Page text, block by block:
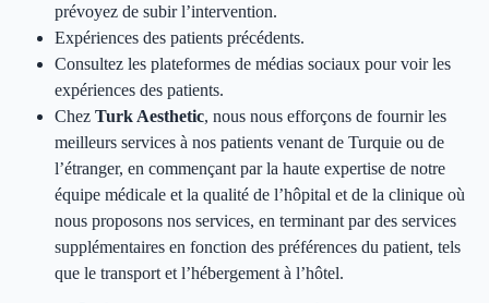
prévoyez de subir l’intervention.
Expériences des patients précédents.
Consultez les plateformes de médias sociaux pour voir les
expériences des patients.
Chez Turk Aesthetic, nous nous efforçons de fournir les
meilleurs services à nos patients venant de Turquie ou de
l’étranger, en commençant par la haute expertise de notre
équipe médicale et la qualité de l’hôpital et de la clinique où
nous proposons nos services, en terminant par des services
supplémentaires en fonction des préférences du patient, tels
que le transport et l’hébergement à l’hôtel.